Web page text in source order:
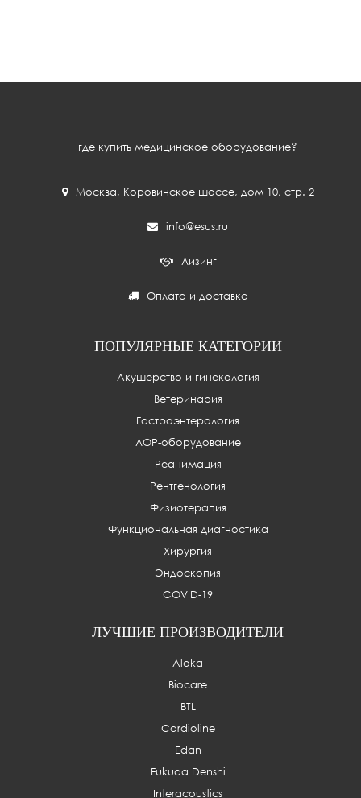
где купить медицинское оборудование?
Москва, Коровинское шоссе, дом 10, стр. 2
info@esus.ru
Лизинг
Оплата и доставка
ПОПУЛЯРНЫЕ КАТЕГОРИИ
Акушерство и гинекология
Ветеринария
Гастроэнтерология
ЛОР-оборудование
Реанимация
Рентгенология
Физиотерапия
Функциональная диагностика
Хирургия
Эндоскопия
COVID-19
ЛУЧШИЕ ПРОИЗВОДИТЕЛИ
Aloka
Biocare
BTL
Cardioline
Edan
Fukuda Denshi
Interacoustics